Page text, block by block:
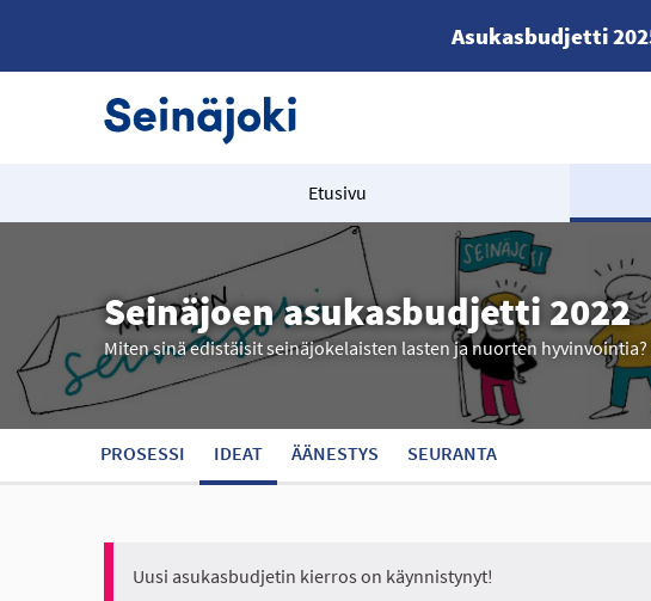
Asukasbudjetti
Etusivu
Seinäjoen asukasbudjetti 2022
Miten sinä edistäisit seinäjokelaisten lasten ja nuorten
PROSESSI IDEAT ÄÄNESTYS SEURANTA
Uusi asukasbudjetin kierros on käynnistynyt!